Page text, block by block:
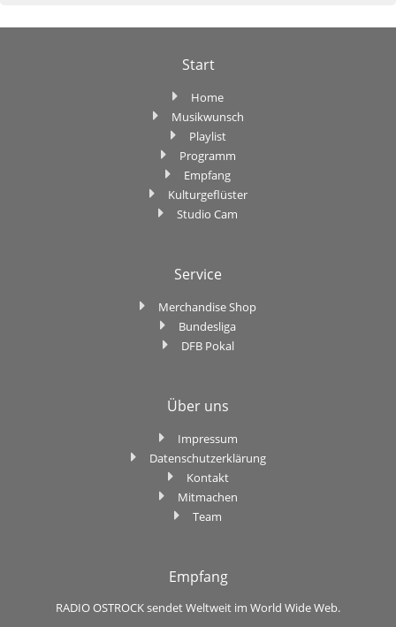
Start
Home
Musikwunsch
Playlist
Programm
Empfang
Kulturgeflüster
Studio Cam
Service
Merchandise Shop
Bundesliga
DFB Pokal
Über uns
Impressum
Datenschutzerklärung
Kontakt
Mitmachen
Team
Empfang
RADIO OSTROCK sendet Weltweit im World Wide Web.